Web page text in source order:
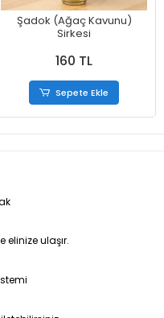
Şadok (Ağaç Kavunu)
Sirkesi
160 TL
Sepete Ekle
elinize ulaşır.